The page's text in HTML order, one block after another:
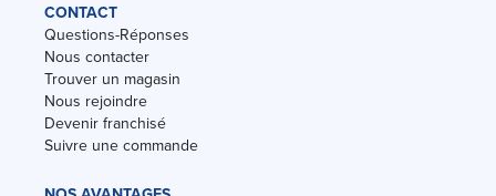
CONTACT
Questions-Réponses
Nous contacter
Trouver un magasin
Nous rejoindre
Devenir franchisé
Suivre une commande